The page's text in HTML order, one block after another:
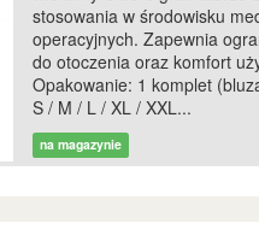
stosowania w środowisku
operacyjnych. Zapewnia
do otoczenia oraz komfort
Opakowanie: 1 komplet
S / M / L / XL / XXL...
na magazynie